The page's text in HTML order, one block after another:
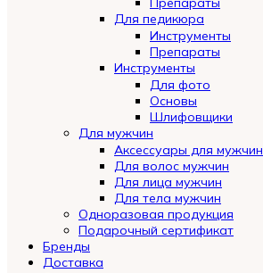
Для педикюра
Инструменты
Препараты
Инструменты
Для фото
Основы
Шлифовщики
Для мужчин
Аксессуары для мужчин
Для волос мужчин
Для лица мужчин
Для тела мужчин
Одноразовая продукция
Подарочный сертификат
Automatically
Hierarchic
Бренды
Доставка